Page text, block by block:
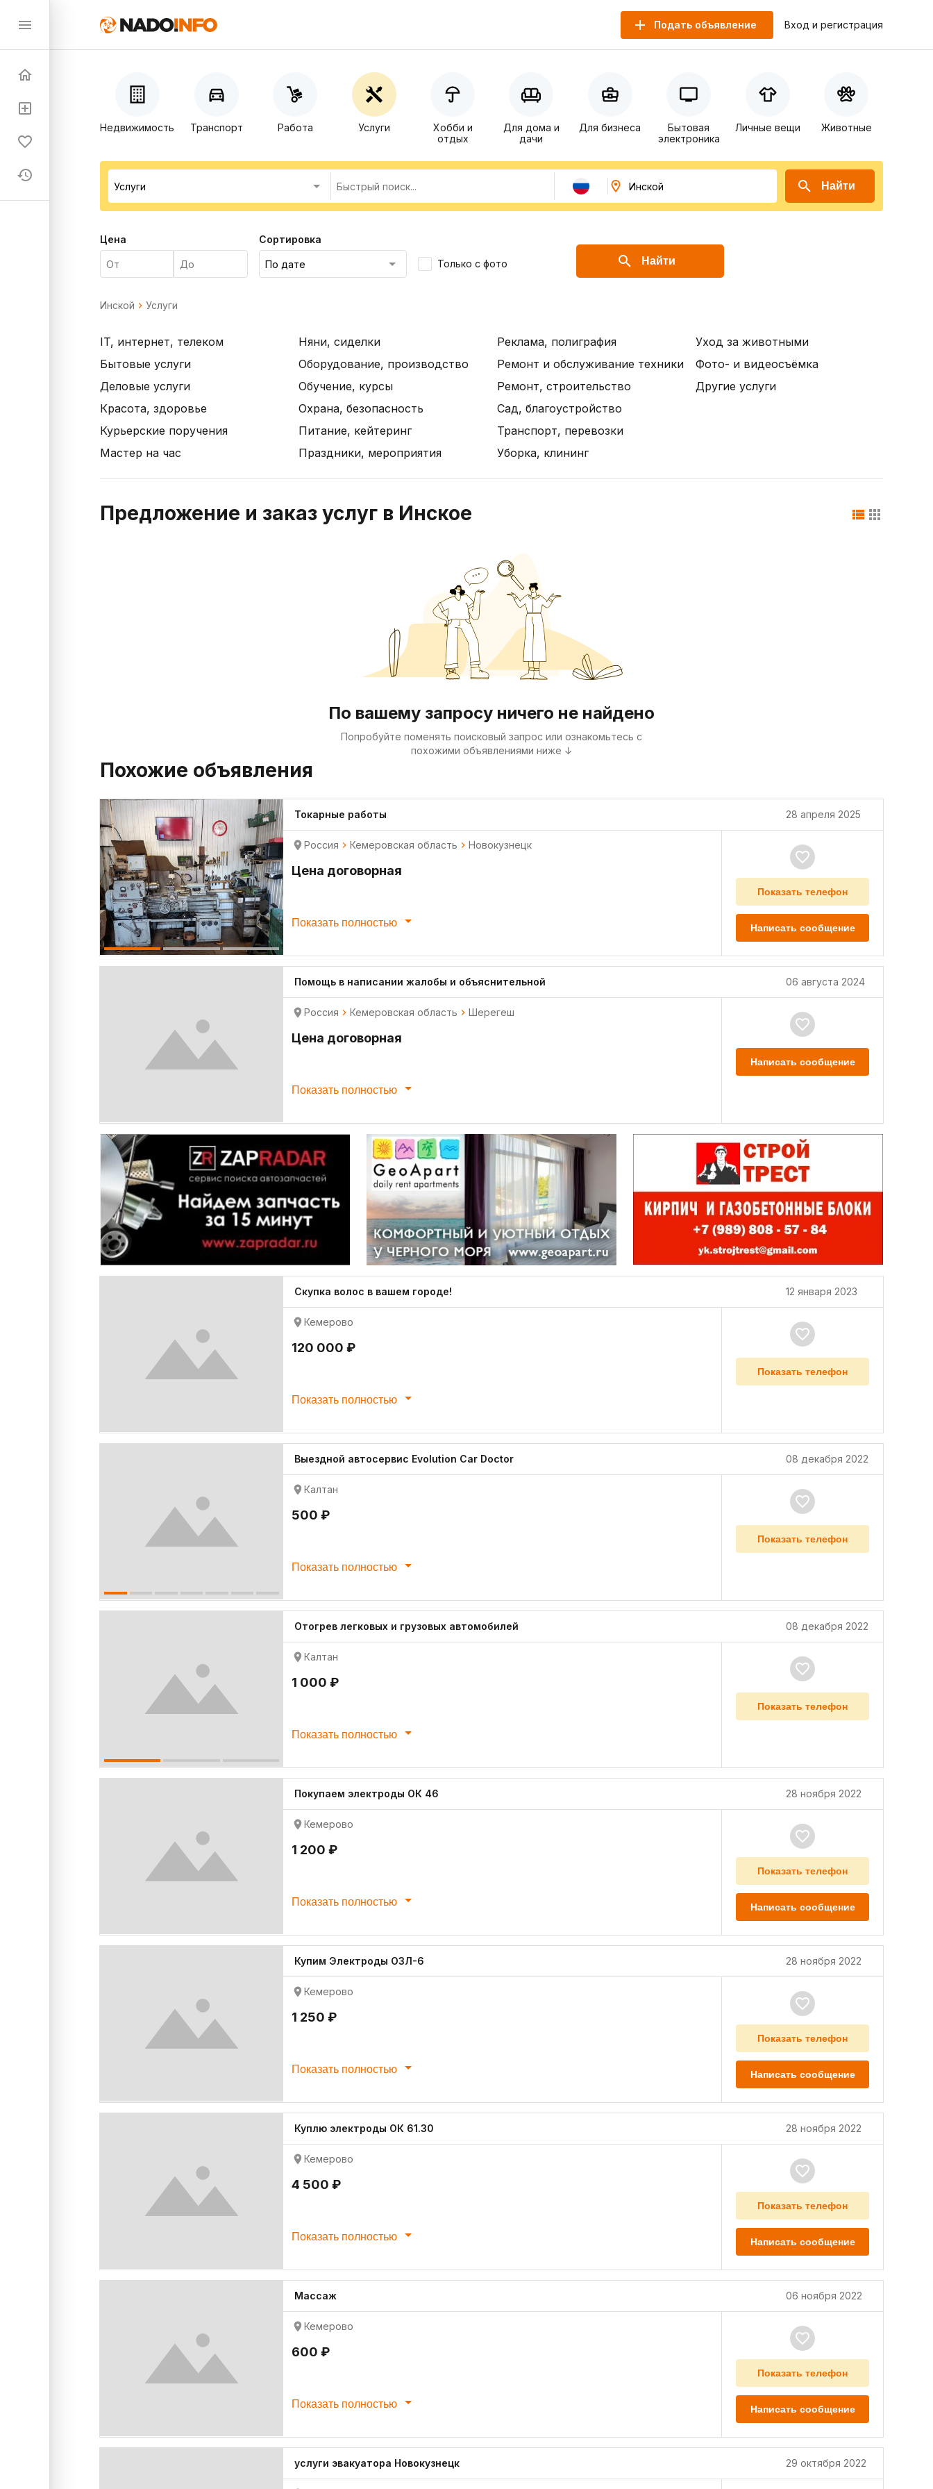
Подать объявление Вход и регистрация
Недвижимость Транспорт Работа Услуги
Хобби и
отдых
Для дома и
дачи
Для бизнеса
Бытовая
электроника
Личные вещи Животные
Найти
Цена Сортировка
Только с фото Найти
Инской Услуги
IT, интернет, телеком
Бытовые услуги
Деловые услуги
Красота, здоровье
Курьерские поручения
Мастер на час
Няни, сиделки
Оборудование, производство
Обучение, курсы
Охрана, безопасность
Питание, кейтеринг
Праздники, мероприятия
Реклама, полиграфия
Ремонт и обслуживание техники
Ремонт, строительство
Сад, благоустройство
Транспорт, перевозки
Уборка, клининг
Уход за животными
Фото- и видеосъёмка
Другие услуги
Предложение и заказ услуг в Инское
По вашему запросу ничего не найдено
Попробуйте поменять поисковый запрос или ознакомьтесь с
похожими объявлениями ниже ↓
Похожие объявления
Токарные работы 28 апреля 2025
Россия Кемеровская область Новокузнецк
Цена договорная
Показать полностью
Показать телефон
Написать сообщение
Помощь в написании жалобы и объяснительной 06 августа 2024
Россия Кемеровская область Шерегеш
Цена договорная
Показать полностью
Написать сообщение
Скупка волос в вашем городе! 12 января 2023
Кемерово
120 000 ₽
Показать полностью
Показать телефон
Выездной автосервис Evolution Car Doctor 08 декабря 2022
Калтан
500 ₽
Показать полностью
Показать телефон
Отогрев легковых и грузовых автомобилей 08 декабря 2022
Калтан
1 000 ₽
Показать полностью
Показать телефон
Покупаем электроды ОК 46 28 ноября 2022
Кемерово
1 200 ₽
Показать полностью
Показать телефон
Написать сообщение
Купим Электроды ОЗЛ-6 28 ноября 2022
Кемерово
1 250 ₽
Показать полностью
Показать телефон
Написать сообщение
Куплю электроды ОК 61.30 28 ноября 2022
Кемерово
4 500 ₽
Показать полностью
Показать телефон
Написать сообщение
Массаж 06 ноября 2022
Кемерово
600 ₽
Показать полностью
Показать телефон
Написать сообщение
услуги эвакуатора Новокузнецк 29 октября 2022